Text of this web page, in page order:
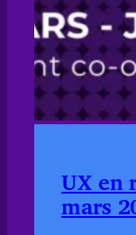
UX en
mars